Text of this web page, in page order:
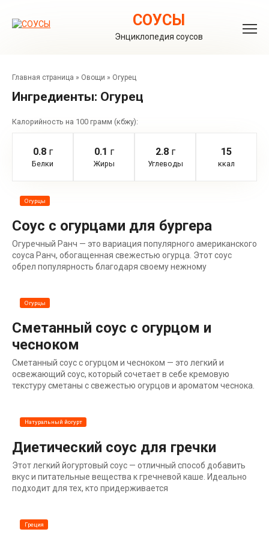
контенту
СОУСЫ
Энциклопедия соусов
Главная страница » Овощи » Огурец
Ингредиенты: Огурец
Калорийность на 100 грамм (кбжу):
0.8г
Белки
0.1 г
Жиры
2.8г
Углеводы
15
ккал
Огурцы
Соус с огурцами для бургера
Огуречный Ранч — это вариация популярного американского
соуса Ранч, обогащенная свежестью огурца. Этот соус
обрел популярность благодаря своему нежному
Огурцы
Сметанный соус с огурцом и
чесноком
Сметанный соус с огурцом и чесноком — это легкий и
освежающий соус, который сочетает в себе кремовую
текстуру сметаны с свежестью огурцов и ароматом чеснока.
Натуральный йогурт
Диетический соус для гречки
Этот легкий йогуртовый соус — отличный способ добавить
вкус и питательные вещества к гречневой каше. Идеально
подходит для тех, кто придерживается
Греция